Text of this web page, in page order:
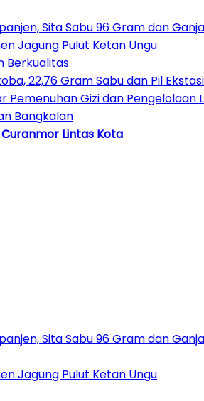
Sita Sabu 96 Gram dan Ganja
Jagung Pulut Ketan Ungu
Berkualitas
22,76 Gram Sabu dan Pil
Pemenuhan Gizi dan
Bangkalan
Lintas Kota
Sita Sabu 96 Gram dan Ganja
Jagung Pulut Ketan Ungu